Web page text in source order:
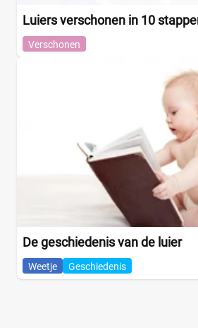
Luiers verschonen in 10
Verschonen
De geschiedenis van de luier
Weetje Geschiedenis